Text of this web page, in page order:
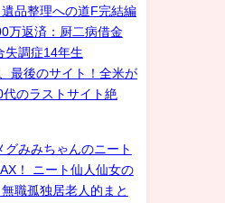
品整理への道F完結編
万返済：厨二病借金
失調症14年生
最後のサイト！全米が
のラストサイト絶
みみちゃんのニート
！ ニート仙人仙女の
職孤独居老人的まと